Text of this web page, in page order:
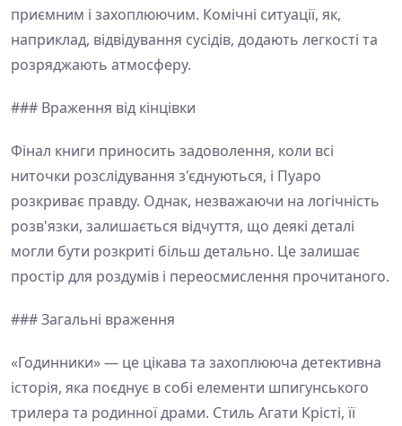
приємним і захоплюючим. Комічні ситуації, як,
наприклад, відвідування сусідів, додають легкості та
розряджають атмосферу.
### Враження від кінцівки
Фінал книги приносить задоволення, коли всі
ниточки розслідування з'єднуються, і Пуаро
розкриває правду. Однак, незважаючи на логічність
розв'язки, залишається відчуття, що деякі деталі
могли бути розкриті більш детально. Це залишає
простір для роздумів і переосмислення прочитаного.
### Загальні враження
«Годинники» — це цікава та захоплююча детективна
історія, яка поєднує в собі елементи шпигунського
трилера та родинної драми. Стиль Агати Крісті, її